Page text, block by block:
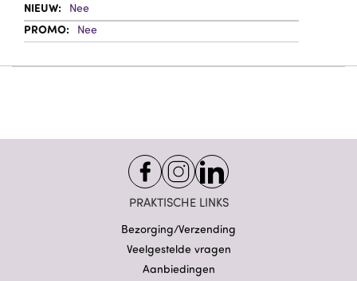
Nee
Nee
PRAKTISCHE LINKS
Bezorging/Verzending
Veelgestelde vragen
Aanbiedingen